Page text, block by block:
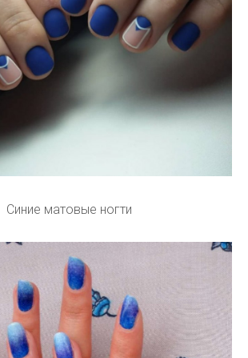
Синие матовые ногти